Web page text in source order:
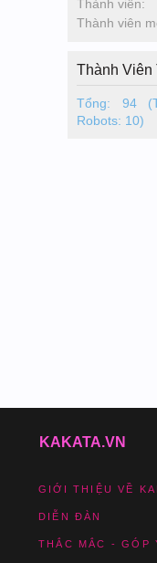
Thành viên:
Thành viên
Thành Viên
Tổng: 94
Robots: 10)
KAKATA.VN
GIỚI THIỆU VỀ
DIỄN ĐÀN
THẮC MẮC - GÓP